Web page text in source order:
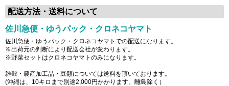
配送方法・送料について
佐川急便・ゆうパック・クロネコヤマト
佐川急便・ゆうパック・クロネコヤマトでの配送になります。
※出荷元の判断により配送会社が変わります。
※野菜セットはクロネコヤマトのみになります。
雑穀・農産加工品・豆類については送料を頂いております。
(沖縄は、10キロまで別途2,000円かかります。離島除く）